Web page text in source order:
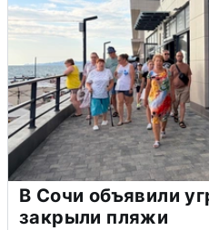
В Сочи объявили
закрыли пляжи